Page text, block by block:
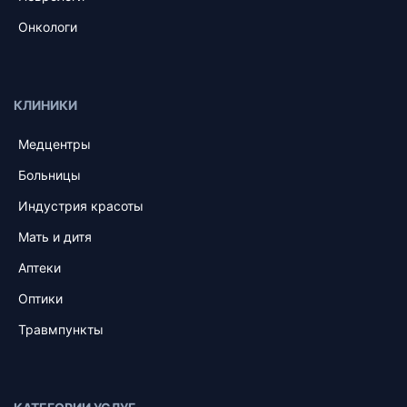
Онкологи
КЛИНИКИ
Медцентры
Больницы
Индустрия красоты
Мать и дитя
Аптеки
Оптики
Травмпункты